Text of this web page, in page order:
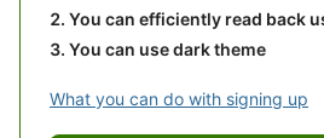
You can efficiently read back
You can use dark theme
What you can do with signing up